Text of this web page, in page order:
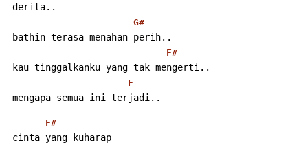
derita..
G#
bathin terasa menahan perih..
F#
kau tinggalkanku yang tak mengerti..
F
mengapa semua ini terjadi..
F#
cinta yang kuharap